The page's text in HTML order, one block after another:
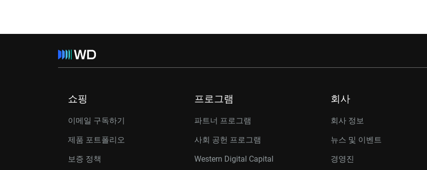
쇼핑
이메일 구독하기
제품 포트폴리오
보증 정책
프로그램
파트너 프로그램
사회 공헌 프로그램
Western Digital Capital
회사
회사 정보
뉴스 및 이벤트
경영진